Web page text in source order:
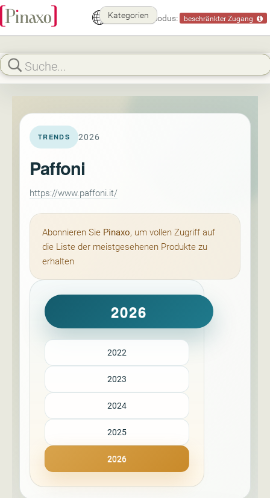
Demomodus: beschränkter Zugang
Kategorien
TRENDS 2026
Paffoni
https://www.paffoni.it/
Abonnieren Sie Pinaxo, um vollen Zugriff auf
die Liste der meistgesehenen Produkte zu
erhalten
2026
2022
2023
2024
2025
2026